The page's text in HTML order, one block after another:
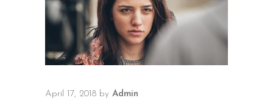
April 17, 2018 by Admin